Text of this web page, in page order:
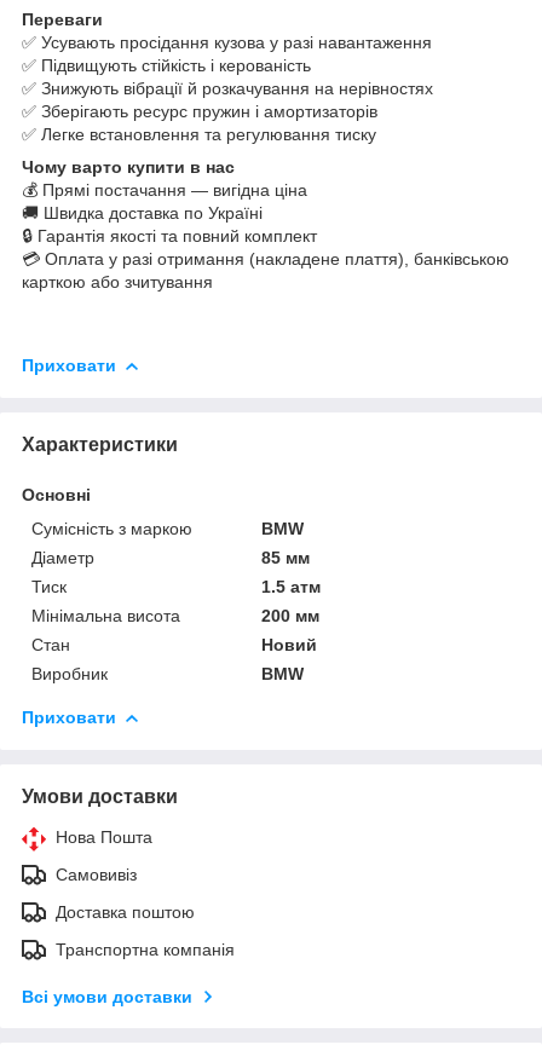
Переваги
✅ Усувають просідання кузова у разі навантаження
✅ Підвищують стійкість і керованість
✅ Знижують вібрації й розкачування на нерівностях
✅ Зберігають ресурс пружин і амортизаторів
✅ Легке встановлення та регулювання тиску
Чому варто купити в нас
💰 Прямі постачання — вигідна ціна
🚚 Швидка доставка по Україні
🔒 Гарантія якості та повний комплект
💳 Оплата у разі отримання (накладене плаття), банківською
карткою або зчитування
Приховати
Характеристики
Основні
Сумісність з маркою
BMW
Діаметр
85 мм
Тиск
1.5 атм
Мінімальна висота
200 мм
Стан
Новий
Виробник
BMW
Приховати
Умови доставки
Нова Пошта
Самовивіз
Доставка поштою
Транспортна компанія
Всі умови доставки